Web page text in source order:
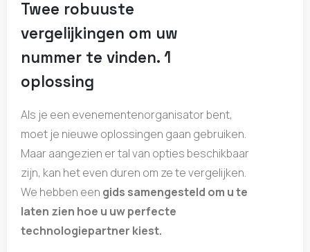
Twee robuuste
vergelijkingen om uw
nummer te vinden. 1
oplossing
Als je een evenementenorganisator bent,
moet je nieuwe oplossingen gaan gebruiken.
Maar aangezien er tal van opties beschikbaar
zijn, kan het even duren om ze te vergelijken.
We hebben een gids samengesteld om u te
laten zien hoe u uw perfecte
technologiepartner kiest.